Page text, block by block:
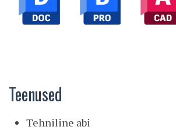
Teenused
Tehniline abi